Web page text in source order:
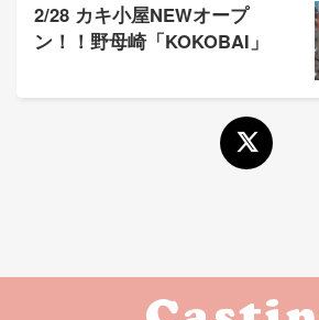
2/28 カキ小屋NEWオープ
ン！！野母崎「KOKOBAI」